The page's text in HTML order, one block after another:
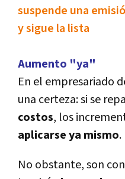
suspende una
y sigue la lista
Aumento "ya"
En el empresariado
una certeza: si se
costos, los
aplicarse ya mismo.
No obstante, son